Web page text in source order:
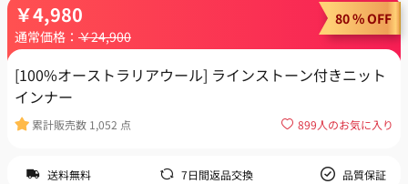
￥4,980
通常価格： ￥24,900
80 % OFF
[100%オーストラリアウール] ラインストーン付きニット
インナー
累計販売数 1,052 点 899人のお気に入り
送料無料 7日間返品交換 品質保証